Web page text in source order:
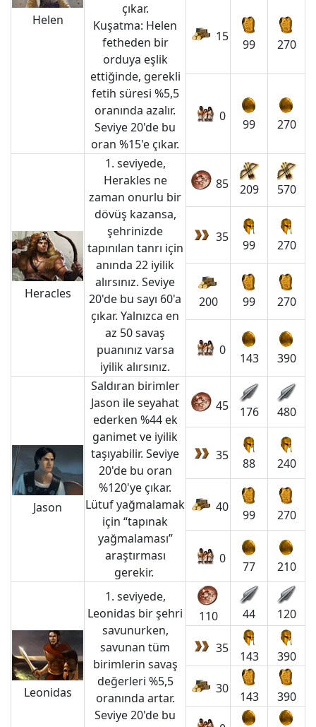
Helen
çıkar.
Kuşatma: Helen
fetheden bir
orduya eşlik
ettiğinde, gerekli
fetih süresi %5,5
oranında azalır.
Seviye 20'de bu
oran %15'e çıkar.
15
99 270
0
99 270
Heracles
1. seviyede,
Herakles ne
zaman onurlu bir
dövüş kazansa,
şehrinizde
tapınılan tanrı için
anında 22 iyilik
alırsınız. Seviye
20'de bu sayı 60'a
çıkar. Yalnızca en
az 50 savaş
puanınız varsa
iyilik alırsınız.
85 209 570
35
99 270
200 99 270
0
143 390
Jason
Saldıran birimler
Jason ile seyahat
ederken %44 ek
ganimet ve iyilik
taşıyabilir. Seviye
20'de bu oran
%120'ye çıkar.
Lütuf yağmalamak
için “tapınak
yağmalaması”
araştırması
gerekir.
45 176 480
35
88 240
40
99 270
0
77 210
Leonidas
1. seviyede,
Leonidas bir şehri
savunurken,
savunan tüm
birimlerin savaş
değerleri %5,5
oranında artar.
Seviye 20'de bu
110 44 120
35
143 390
30
143 390